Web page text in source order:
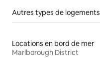
Autres types de logements
Locations en bord de mer
Marlborough District